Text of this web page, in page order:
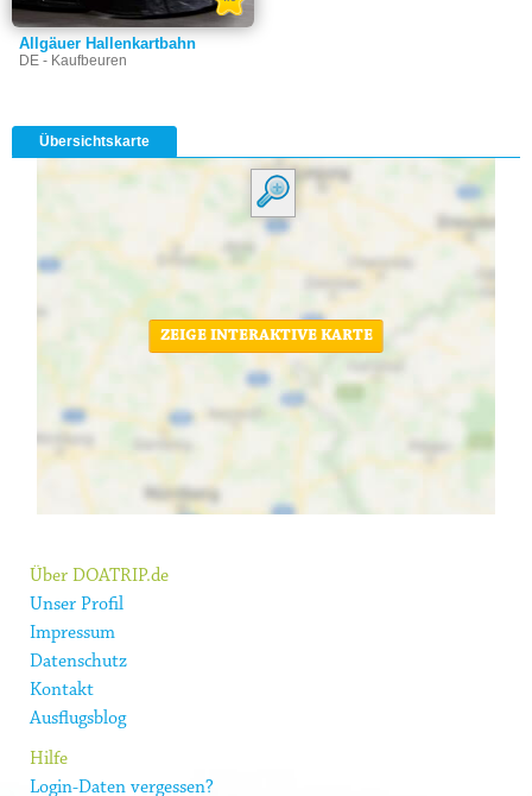
Allgäuer Hallenkartbahn
DE - Kaufbeuren
Übersichtskarte
ZEIGE INTERAKTIVE KARTE
Über DOATRIP.de
Unser Profil
Impressum
Datenschutz
Kontakt
Ausflugsblog
Hilfe
Login-Daten vergessen?